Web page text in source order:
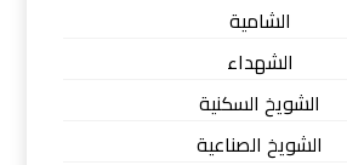
الشامية
الشهداء
الشويخ السكنية
الشويخ الصناعية